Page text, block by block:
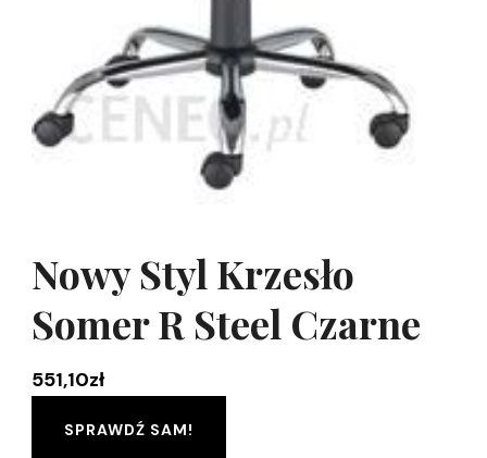
Nowy Styl Krzesło
Somer R Steel Czarne
551,10zł
SPRAWDŹ SAM!